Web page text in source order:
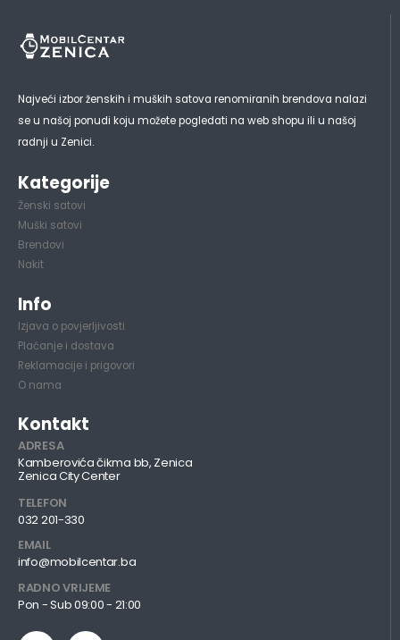
Najveći izbor ženskih i muških satova renomiranih brendova nalazi
se u našoj ponudi koju možete pogledati na web shopu ili u našoj
radnji u Zenici.
Kategorije
Ženski satovi
Muški satovi
Brendovi
Nakit
Info
Izjava o povjerljivosti
Plaćanje i dostava
Reklamacije i prigovori
O nama
Kontakt
ADRESA
Kamberovića čikma bb, Zenica
Zenica City Center
TELEFON
032 201-330
EMAIL
info@mobilcentar.ba
RADNO VRIJEME
Pon - Sub 09:00 - 21:00